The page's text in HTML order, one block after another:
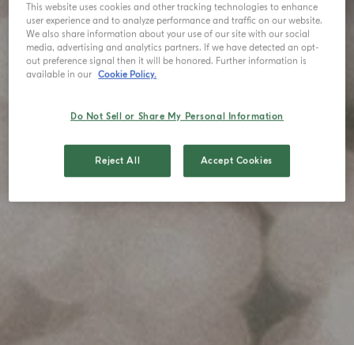
This website uses cookies and other tracking technologies to enhance
user experience and to analyze performance and traffic on our website.
We also share information about your use of our site with our social
media, advertising and analytics partners. If we have detected an opt-
out preference signal then it will be honored. Further information is
available in our Cookie Policy.
Do Not Sell or Share My Personal Information
Reject All Accept Cookies